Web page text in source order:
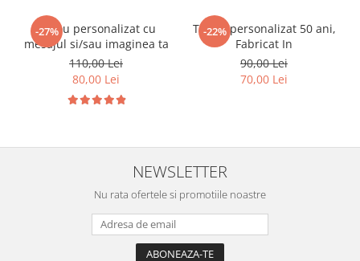
-27%
Tricou personalizat cu
mesajul si/sau imaginea ta
110,00 Lei
80,00 Lei
-22%
Tricou personalizat 50 ani,
Fabricat In
90,00 Lei
70,00 Lei
NEWSLETTER
Nu rata ofertele si promotiile noastre